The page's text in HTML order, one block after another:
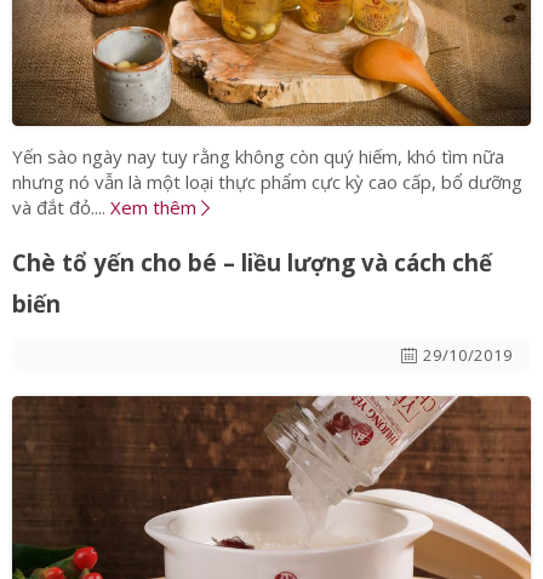
Yến sào ngày nay tuy rằng không còn quý hiếm, khó tìm nữa
nhưng nó vẫn là một loại thực phẩm cực kỳ cao cấp, bổ dưỡng
và đắt đỏ.... Xem thêm
Chè tổ yến cho bé – liều lượng và cách chế
biến
29/10/2019